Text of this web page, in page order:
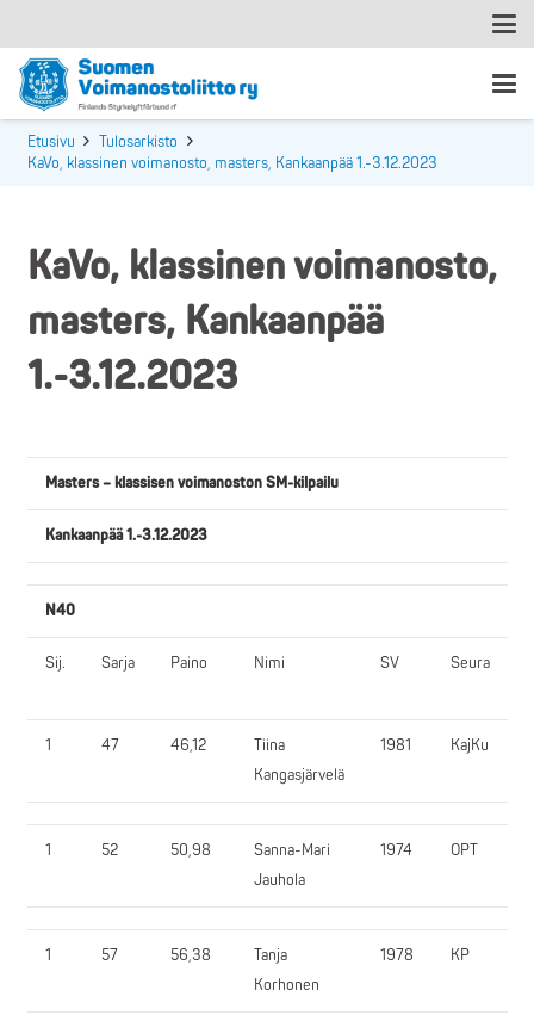
Etusivu
Tulosarkisto
KaVo, klassinen voimanosto, masters, Kankaanpää 1.-3.12.2023
KaVo, klassinen voimanosto,
masters, Kankaanpää
1.-3.12.2023
Masters – klassisen voimanoston SM-kilpailu
Kankaanpää 1.-3.12.2023
N40
Sij. Sarja Paino Nimi SV Seura
1 47 46,12
Tiina
Kangasjärvelä
1981 KajKu
1 52 50,98
Sanna-Mari
Jauhola
1974 OPT
1 57 56,38
Tanja
Korhonen
1978 KP